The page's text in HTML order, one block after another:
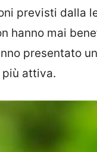
previsti dalla
hanno mai
presentato
attiva.